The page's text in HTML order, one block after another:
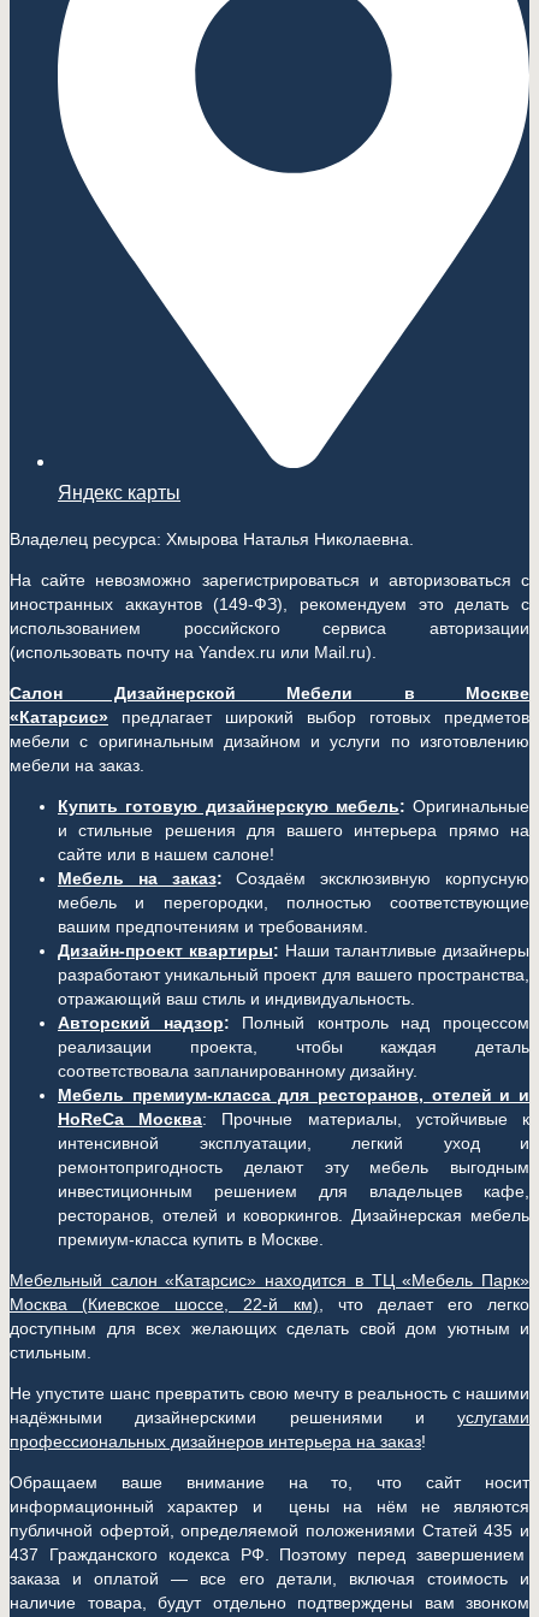
Яндекс карты
Владелец ресурса: Хмырова Наталья Николаевна.
На сайте невозможно зарегистрироваться и авторизоваться с
иностранных аккаунтов (149-ФЗ), рекомендуем это делать с
использованием российского сервиса авторизации
(использовать почту на Yandex.ru или Mail.ru).
Салон Дизайнерской Мебели в Москве
«Катарсис»
предлагает широкий выбор готовых предметов
мебели с оригинальным дизайном и услуги по изготовлению
мебели на заказ.
Купить готовую дизайнерскую мебель: Оригинальные
и стильные решения для вашего интерьера прямо на
сайте или в нашем салоне!
Мебель на заказ: Создаём эксклюзивную корпусную
мебель и перегородки, полностью соответствующие
вашим предпочтениям и требованиям.
Дизайн-проект квартиры: Наши талантливые дизайнеры
разработают уникальный проект для вашего пространства,
отражающий ваш стиль и индивидуальность.
Авторский надзор: Полный контроль над процессом
реализации проекта, чтобы каждая деталь
соответствовала запланированному дизайну.
Мебель премиум-класса для ресторанов, отелей и и
HoReCa Москва: Прочные материалы, устойчивые к
интенсивной эксплуатации, легкий уход и
ремонтопригодность делают эту мебель выгодным
инвестиционным решением для владельцев кафе,
ресторанов, отелей и коворкингов. Дизайнерская мебель
премиум-класса купить в Москве.
Мебельный салон «Катарсис» находится в ТЦ «Мебель Парк»
Москва (Киевское шоссе, 22-й км) , что делает его легко
доступным для всех желающих сделать свой дом уютным и
стильным.
Не упустите шанс превратить свою мечту в реальность с нашими
надёжными дизайнерскими решениями и услугами
профессиональных дизайнеров интерьера на заказ!
Обращаем ваше внимание на то, что сайт носит
информационный характер и цены на нём не являются
публичной офертой, определяемой положениями Статей 435 и
437 Гражданского кодекса РФ. Поэтому перед завершением
заказа и оплатой — все его детали, включая стоимость и
наличие товара, будут отдельно подтверждены вам звонком